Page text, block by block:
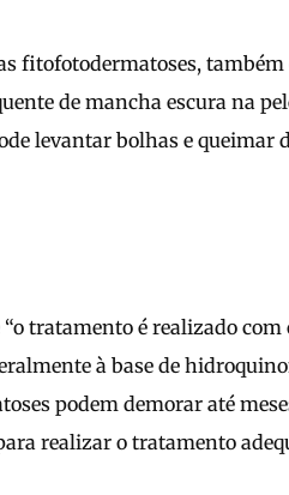
fitofotodermatoses,
de mancha escura na
levantar bolhas e
tratamento é realizado
à base de
podem demorar até
realizar o tratamento